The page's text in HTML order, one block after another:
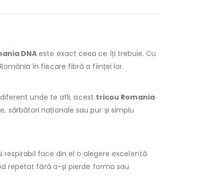
DNA este exact ceea ce îți trebuie. Cu
în fiecare fibră a ființei lor.
unde te afli, acest tricou Romania
sărbători naționale sau pur și simplu
face din el o alegere excelentă
repetat fără a-și pierde forma sau